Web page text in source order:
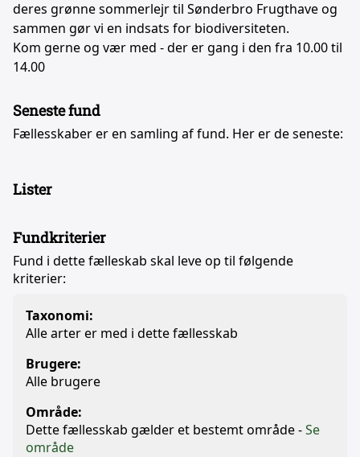
deres grønne sommerlejr til Sønderbro Frugthave og
sammen gør vi en indsats for biodiversiteten.
Kom gerne og vær med - der er gang i den fra 10.00 til
14.00
Seneste fund
Fællesskaber er en samling af fund. Her er de seneste:
Lister
Fundkriterier
Fund i dette fælleskab skal leve op til følgende
kriterier:
Taxonomi:
Alle arter er med i dette fællesskab
Brugere:
Alle brugere
Område:
Dette fællesskab gælder et bestemt område -Se
område